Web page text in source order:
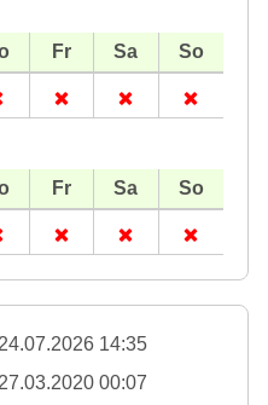
24.07.2026 14:35
27.03.2020 00:07